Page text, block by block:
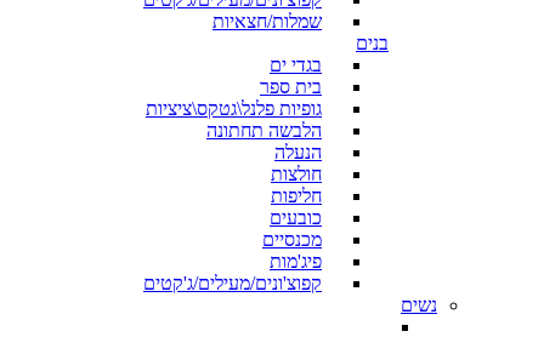
שמלות/חצאיות
בנים
בגדי ים
בית ספר
גופיות פלנל\גטקס\ציציות
הלבשה תחתונה
הנעלה
חולצות
חליפות
כובעים
מכנסיים
פיג'מות
קפוצ'ונים/מעילים/ג'קטים
נשים